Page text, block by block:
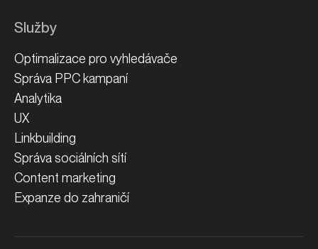
Služby
Optimalizace pro vyhledávače
Správa PPC kampaní
Analytika
UX
Linkbuilding
Správa sociálních sítí
Content marketing
Expanze do zahraničí